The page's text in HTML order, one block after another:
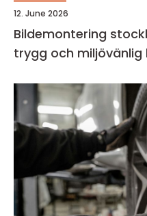
12. June 2026
Bildemontering stockholm så
trygg och miljövänlig